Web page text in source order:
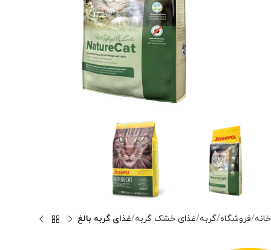
خانه فروشگاه گربه غذای خشک گربه غذای گربه بالغ